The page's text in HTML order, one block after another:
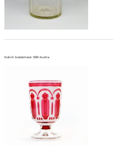
Kielich biedermeier 1830 Austria